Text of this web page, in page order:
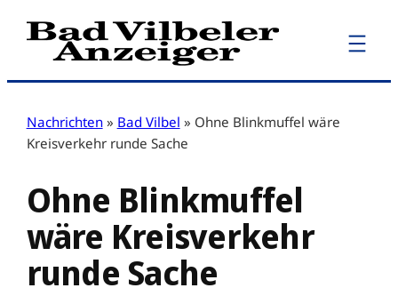
Zum
Inhalt
Nachrichten » Bad Vilbel » Ohne Blinkmuffel wäre
Kreisverkehr runde Sache
Ohne Blinkmuffel
wäre Kreisverkehr
runde Sache